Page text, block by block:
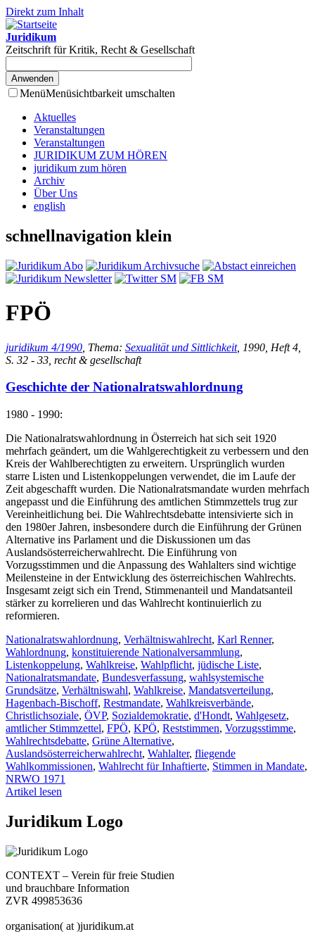
Direkt zum Inhalt
Juridikum
Zeitschrift für Kritik, Recht & Gesellschaft
MenüMenüsichtbarkeit umschalten
Aktuelles
Veranstaltungen
Veranstaltungen
JURIDIKUM ZUM HÖREN
juridikum zum hören
Archiv
Über Uns
english
schnellnavigation klein
FPÖ
juridikum 4/1990 , Thema: Sexualität und Sittlichkeit, 1990, Heft 4,
S. 32 - 33, recht & gesellschaft
Geschichte der Nationalratswahlordnung
1980 - 1990:
Die Nationalratswahlordnung in Österreich hat sich seit 1920
mehrfach geändert, um die Wahlgerechtigkeit zu verbessern und den
Kreis der Wahlberechtigten zu erweitern. Ursprünglich wurden
starre Listen und Listenkoppelungen verwendet, die im Laufe der
Zeit abgeschafft wurden. Die Nationalratsmandate wurden mehrfach
angepasst und die Einführung des amtlichen Stimmzettels trug zur
Vereinheitlichung bei. Die Wahlrechtsdebatte intensivierte sich in
den 1980er Jahren, insbesondere durch die Einführung der Grünen
Alternative ins Parlament und die Diskussionen um das
Auslandsösterreicherwahlrecht. Die Einführung von
Vorzugsstimmen und die Anpassung des Wahlalters sind wichtige
Meilensteine in der Entwicklung des österreichischen Wahlrechts.
Insgesamt zeigt sich ein Trend, Stimmenanteil und Mandatsanteil
stärker zu korrelieren und das Wahlrecht kontinuierlich zu
reformieren.
Nationalratswahlordnung, Verhältniswahlrecht, Karl Renner,
Wahlordnung, konstituierende Nationalversammlung,
Listenkoppelung, Wahlkreise, Wahlpflicht, jüdische Liste,
Nationalratsmandate, Bundesverfassung, wahlsystemische
Grundsätze, Verhältniswahl, Wahlkreise, Mandatsverteilung,
Hagenbach-Bischoff, Restmandate, Wahlkreisverbände,
Christlichsoziale, ÖVP, Sozialdemokratie, d'Hondt, Wahlgesetz,
amtlicher Stimmzettel, FPÖ, KPÖ, Reststimmen, Vorzugsstimme,
Wahlrechtsdebatte, Grüne Alternative,
Auslandsösterreicherwahlrecht, Wahlalter, fliegende
Wahlkommissionen, Wahlrecht für Inhaftierte, Stimmen in Mandate,
NRWO 1971
Artikel lesen
Juridikum Logo
CONTEXT – Verein für freie Studien
und brauchbare Information
ZVR 499853636
organisation( at )juridikum.at